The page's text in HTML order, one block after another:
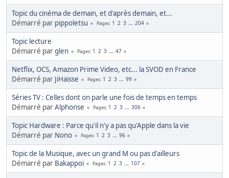
Topic du cinéma de demain, et d'après demain, et...
Démarré par pippoletsu Pages 1 2 3 ... 204
Topic lecture
Démarré parglen Pages 1 2 3 ... 47
Netflix, OCS, Amazon Prime Video, etc... la SVOD en France
Démarré par JiHaisse Pages 1 2 3 ... 99
Séries TV : Celles dont on parle une fois de temps en temps
Démarré parAlphonse Pages 1 2 3 ... 306
Topic Hardware : Parce qu'il n'y a pas qu'Apple dans la vie
Démarré par Nono Pages 1 2 3 ... 96
Topic de la Musique, avec un grand M ou pas d'ailleurs
Démarré par Bakappoi Pages 1 2 3 ... 107